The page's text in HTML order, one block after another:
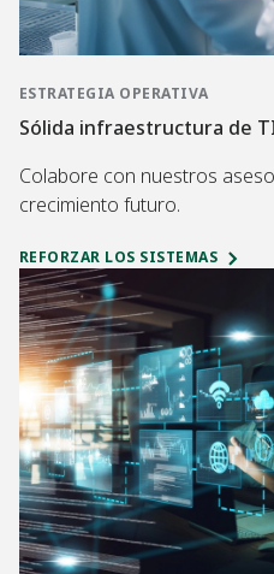
ESTRATEGIA OPERATIVA
Sólida infraestructura de
Colabore con nuestros
crecimiento futuro.
REFORZAR LOS SISTEMAS